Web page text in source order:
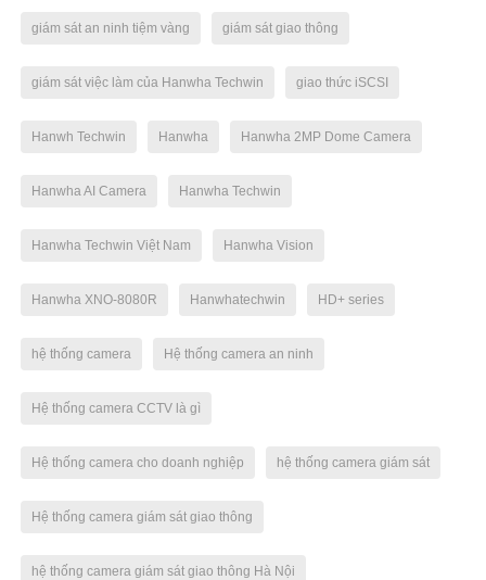
giám sát an ninh tiệm vàng giám sát giao thông
giám sát việc làm của Hanwha Techwin giao thức iSCSI
Hanwh Techwin Hanwha Hanwha 2MP Dome Camera
Hanwha AI Camera Hanwha Techwin
Hanwha Techwin Việt Nam Hanwha Vision
Hanwha XNO-8080R Hanwhatechwin HD+ series
hệ thống camera Hệ thống camera an ninh
Hệ thống camera CCTV là gì
Hệ thống camera cho doanh nghiệp hệ thống camera giám sát
Hệ thống camera giám sát giao thông
hệ thống camera giám sát giao thông Hà Nội